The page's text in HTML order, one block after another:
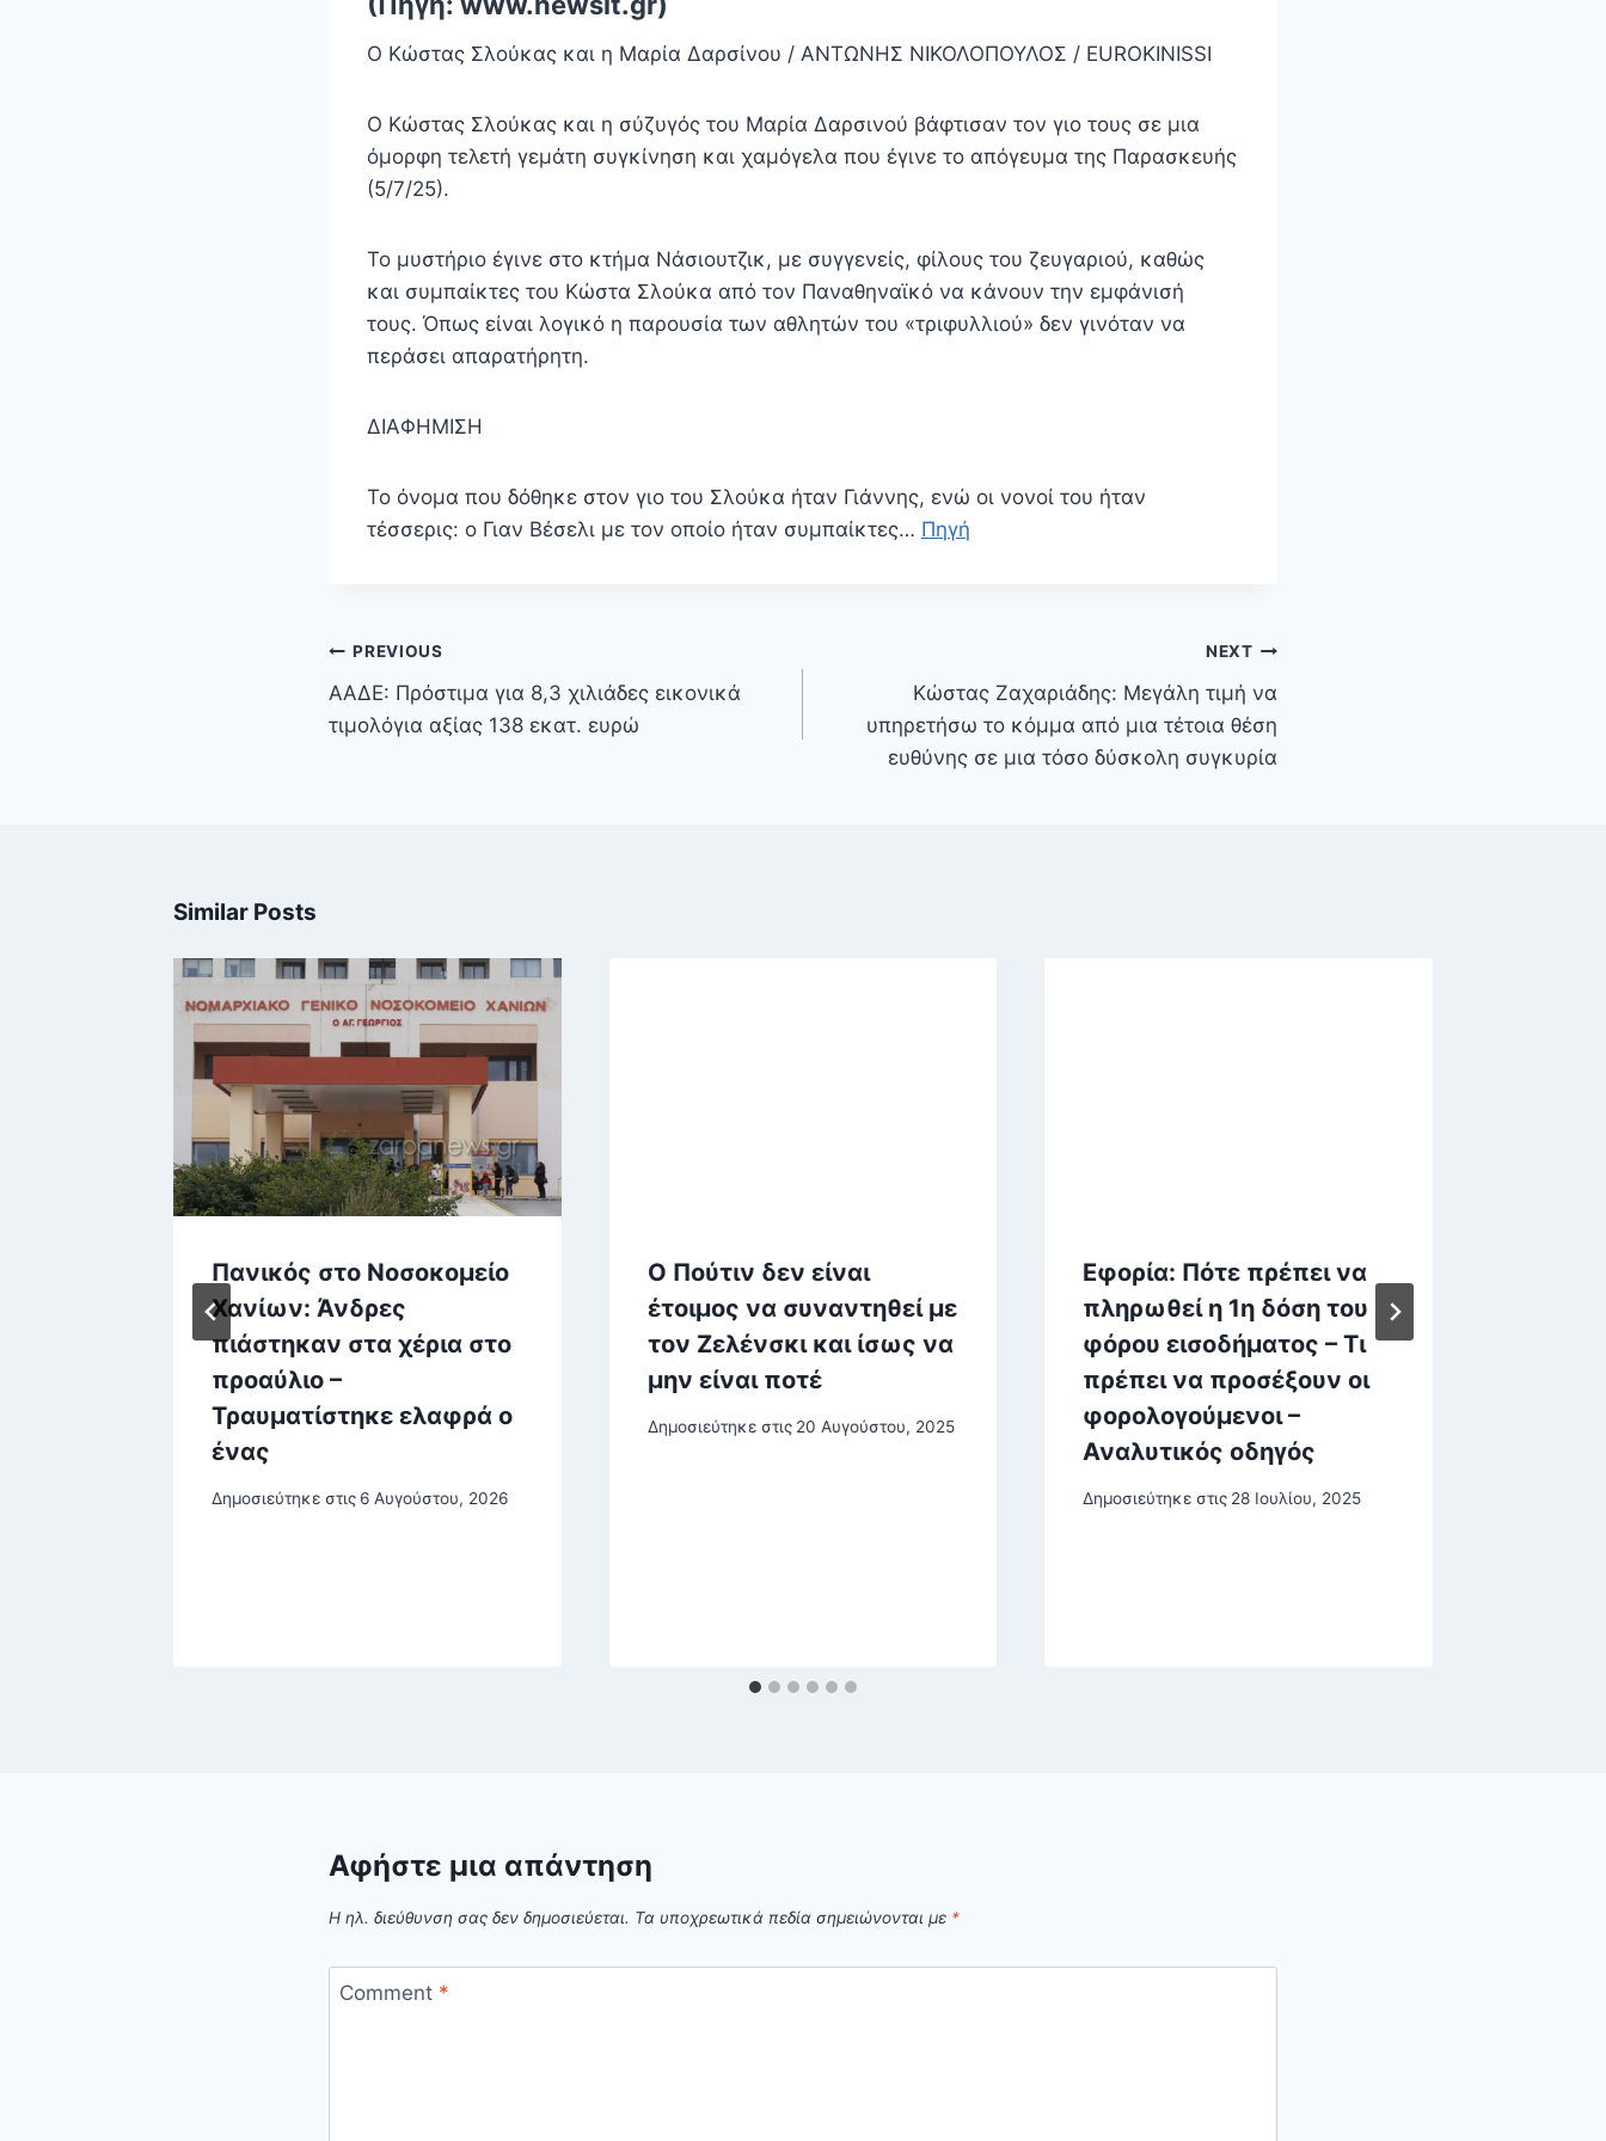
Ο Κώστας Σλούκας και η Μαρία Δαρσίνου / ΑΝΤΩΝΗΣ ΝΙΚΟΛΟΠΟΥΛΟΣ / EUROKINISSI
Ο Κώστας Σλούκας και η σύζυγός του Μαρία Δαρσινού βάφτισαν τον γιο τους σε μια
όμορφη τελετή γεμάτη συγκίνηση και χαμόγελα που έγινε το απόγευμα της Παρασκευής
(5/7/25).
Το μυστήριο έγινε στο κτήμα Νάσιουτζικ, με συγγενείς, φίλους του ζευγαριού, καθώς
και συμπαίκτες του Κώστα Σλούκα από τον Παναθηναϊκό να κάνουν την εμφάνισή
τους. Όπως είναι λογικό η παρουσία των αθλητών του «τριφυλλιού» δεν γινόταν να
περάσει απαρατήρητη.
ΔΙΑΦΗΜΙΣΗ
Το όνομα που δόθηκε στον γιο του Σλούκα ήταν Γιάννης, ενώ οι νονοί του ήταν
τέσσερις: ο Γιαν Βέσελι με τον οποίο ήταν συμπαίκτες… Πηγή
Πλοήγηση
άρθρων
PREVIOUS
ΑΑΔΕ: Πρόστιμα για 8,3 χιλιάδες εικονικά
τιμολόγια αξίας 138 εκατ. ευρώ
NEXT
Κώστας Ζαχαριάδης: Μεγάλη τιμή να
υπηρετήσω το κόμμα από μια τέτοια θέση
ευθύνης σε μια τόσο δύσκολη συγκυρία
Similar Posts
Πανικός στο Νοσοκομείο
Χανίων: Άνδρες
πιάστηκαν στα χέρια στο
προαύλιο –
Τραυματίστηκε ελαφρά ο
ένας
Δημοσιεύτηκε στις 6 Αυγούστου, 2026
Ο Πούτιν δεν είναι
έτοιμος να συναντηθεί με
τον Ζελένσκι και ίσως να
μην είναι ποτέ
Δημοσιεύτηκε στις 20 Αυγούστου, 2025
Εφορία: Πότε πρέπει να
πληρωθεί η 1η δόση του
φόρου εισοδήματος – Τι
πρέπει να προσέξουν οι
φορολογούμενοι –
Αναλυτικός οδηγός
Δημοσιεύτηκε στις 28 Ιουλίου, 2025
Αφήστε μια απάντηση
Η ηλ. διεύθυνση σας δεν δημοσιεύεται. Τα υποχρεωτικά πεδία σημειώνονται με *
Comment *